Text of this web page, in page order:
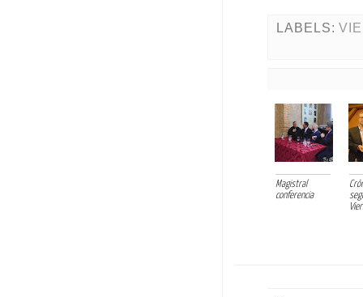
LABELS:
Magistral
conferencia